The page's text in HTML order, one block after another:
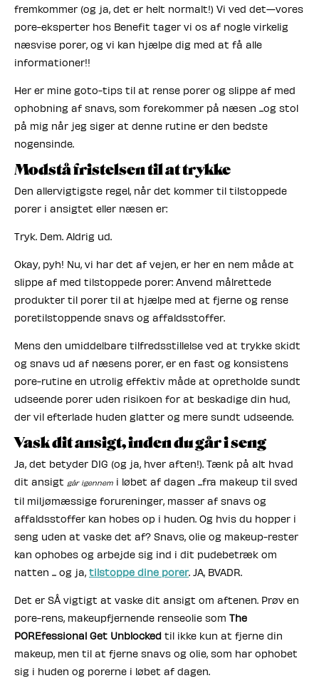
fremkommer (og ja, det er helt normalt!) Vi ved det—vores
pore-eksperter hos Benefit tager vi os af nogle virkelig
næsvise porer, og vi kan hjælpe dig med at få alle
informationer!!
Her er mine goto-tips til at rense porer og slippe af med
ophobning af snavs, som forekommer på næsen ...og stol
på mig når jeg siger at denne rutine er den bedste
nogensinde.
Modstå fristelsen til at trykke
Den allervigtigste regel, når det kommer til tilstoppede
porer i ansigtet eller næsen er:
Tryk. Dem. Aldrig ud.
Okay, pyh! Nu, vi har det af vejen, er her en nem måde at
slippe af med tilstoppede porer: Anvend målrettede
produkter til porer til at hjælpe med at fjerne og rense
poretilstoppende snavs og affaldsstoffer.
Mens den umiddelbare tilfredsstillelse ved at trykke skidt
og snavs ud af næsens porer, er en fast og konsistens
pore-rutine en utrolig effektiv måde at opretholde sundt
udseende porer uden risikoen for at beskadige din hud,
der vil efterlade huden glatter og mere sundt udseende.
Vask dit ansigt, inden du går i seng
Ja, det betyder DIG (og ja, hver aften!). Tænk på alt hvad
dit ansigt går igennem i løbet af dagen ...fra makeup til sved
til miljømæssige forureninger, masser af snavs og
affaldsstoffer kan hobes op i huden. Og hvis du hopper i
seng uden at vaske det af? Snavs, olie og makeup-rester
kan ophobes og arbejde sig ind i dit pudebetræk om
natten ... og ja, tilstoppe dine porer. JA, BVADR.
Det er SÅ vigtigt at vaske dit ansigt om aftenen. Prøv en
pore-rens, makeupfjernende renseolie som The
POREfessional Get Unblocked til ikke kun at fjerne din
makeup, men til at fjerne snavs og olie, som har ophobet
sig i huden og porerne i løbet af dagen.